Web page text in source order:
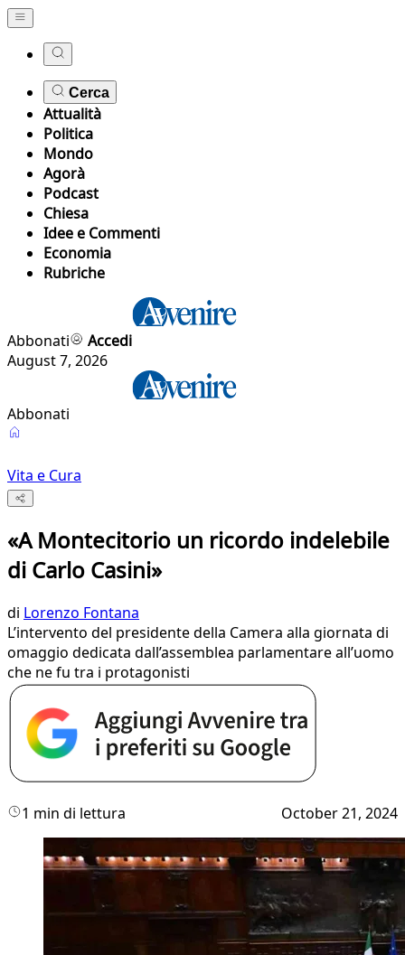
Cerca
Attualità
Politica
Mondo
Agorà
Podcast
Chiesa
Idee e Commenti
Economia
Rubriche
Abbonati
Accedi
August 7, 2026
Abbonati
Vita e Cura
«A Montecitorio un ricordo indelebile
di Carlo Casini»
di Lorenzo Fontana
L’intervento del presidente della Camera alla giornata di
omaggio dedicata dall’assemblea parlamentare all’uomo
che ne fu tra i protagonisti
1 min di lettura October 21, 2024